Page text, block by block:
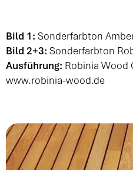
Bild 1: Sonderfarbton
Bild 2+3: Sonderfarbton
Ausführung: Robinia Wood
www.robinia-wood.de